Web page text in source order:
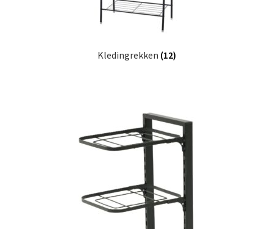
Kledingrekken (12)